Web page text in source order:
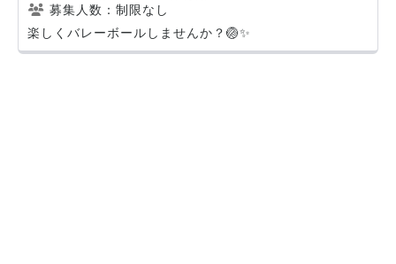
募集人数：制限なし
楽しくバレーボールしませんか？🏐✨